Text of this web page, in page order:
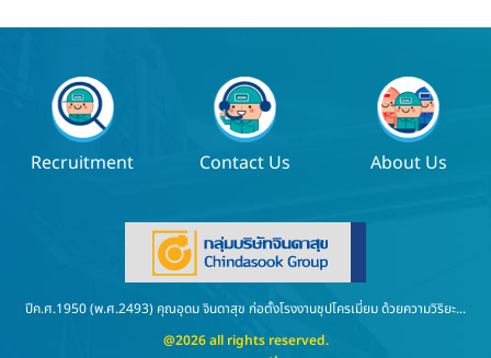
Recruitment Contact Us About Us
ปีค.ศ.1950 (พ.ศ.2493) คุณอุดม จินดาสุข ก่อตั้งโรงงานชุปโครเมี่ยม ด้วยความวิริยะ...
@2026 all rights reserved.